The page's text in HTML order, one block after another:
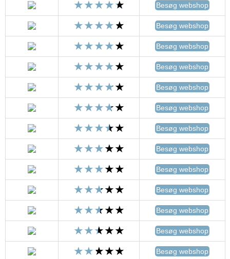
Besøg webshop
Besøg webshop
Besøg webshop
Besøg webshop
Besøg webshop
Besøg webshop
Besøg webshop
Besøg webshop
Besøg webshop
Besøg webshop
Besøg webshop
Besøg webshop
Besøg webshop